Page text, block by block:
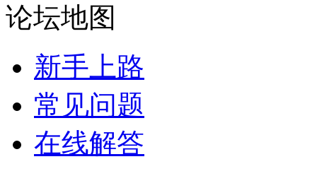
论坛地图
新手上路
常见问题
在线解答